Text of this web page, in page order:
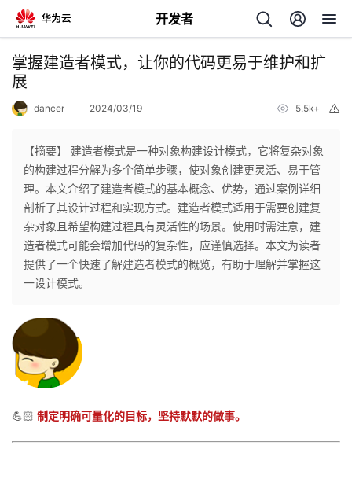
开发者
返
回
个
人
主
我
的
者
我
掌握建造者模式，让你的代码更易于维护和扩
展
dancer 2024/03/19 5.5k+
【摘要】 建造者模式是一种对象构建设计模式，它将复杂对象
的构建过程分解为多个简单步骤，使对象创建更灵活、易于管
理。本文介绍了建造者模式的基本概念、优势，通过案例详细
剖析了其设计过程和实现方式。建造者模式适用于需要创建复
杂对象且希望构建过程具有灵活性的场景。使用时需注意，建
造者模式可能会增加代码的复杂性，应谨慎选择。本文为读者
提供了一个快速了解建造者模式的概览，有助于理解并掌握这
一设计模式。
💪🏻 制定明确可量化的目标，坚持默默的做事。